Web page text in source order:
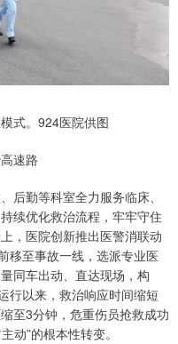
式。924医院供图
速路
后勤等科室全力服务临床、
续优化救治流程，牢牢守住
，医院创新推出医警消联动
移至事故一线，选派专业医
同车出动、直达现场，构
行以来，救治响应时间缩短
至3分钟，危重伤员抢救成功
动”的根本性转变。